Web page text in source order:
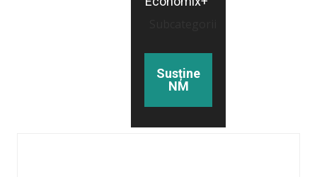
Susține
NM